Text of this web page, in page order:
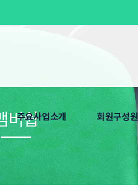
주요사업소개
Privacy Round UP
개인정보보호 심포지엄
회원 워크샵
회원구성원
회원가입 안내
회원기관 소개
버쉽